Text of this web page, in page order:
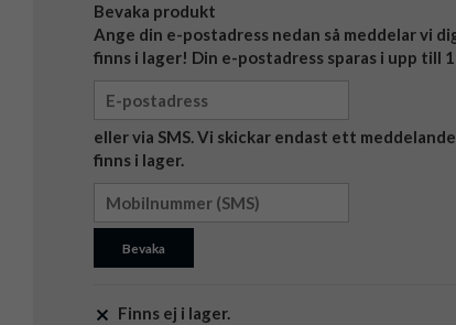
Bevaka produkt
Ange din e-postadress nedan så meddelar vi
finns i lager! Din e-postadress sparas i upp till
eller via SMS. Vi skickar endast ett
finns i lager.
Bevaka
Finns ej i lager.